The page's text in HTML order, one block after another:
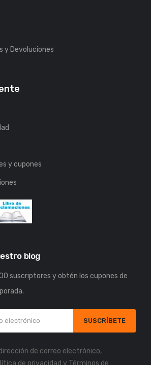
y Devoluciones
y cupones
blog
suscriptores y obtén los cupones de
SUSCRÍBETE
de correo electrónico,
de privacidad y Términos de